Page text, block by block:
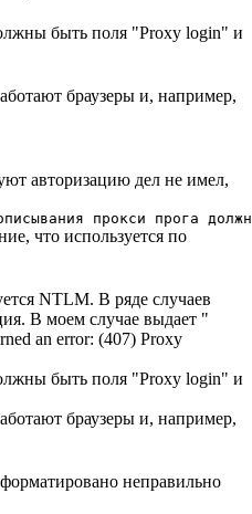
быть поля "Proxy login" и
браузеры и, например,
авторизацию дел не имел,
что используется по
NTLM. В ряде случаев
В моем случае выдает "
an error: (407) Proxy
быть поля "Proxy login" и
браузеры и, например,
неправильно